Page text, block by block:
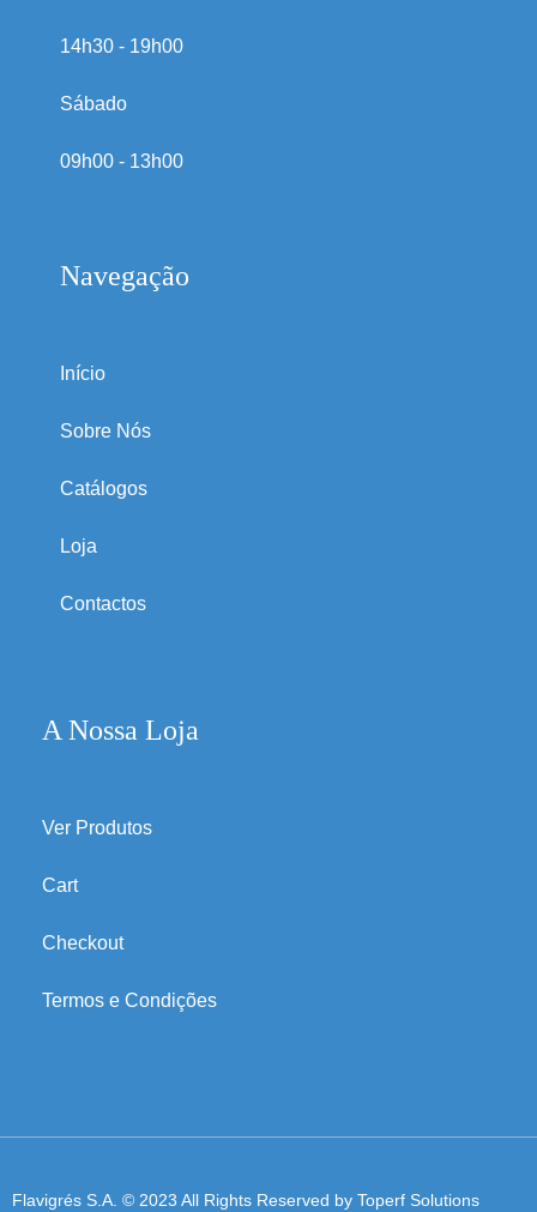
14h30 - 19h00
Sábado
09h00 - 13h00
Navegação
Início
Sobre Nós
Catálogos
Loja
Contactos
A Nossa Loja
Ver Produtos
Cart
Checkout
Termos e Condições
Flavigrés S.A. © 2023 All Rights Reserved by Toperf Solutions